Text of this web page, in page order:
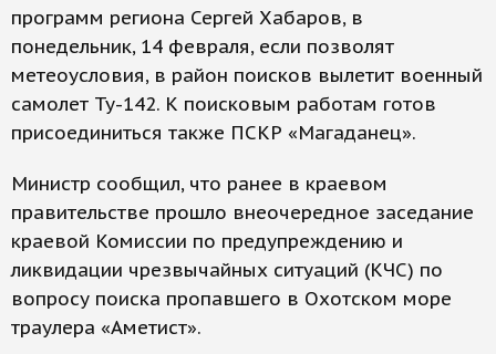
программ региона Сергей Хабаров, в
понедельник, 14 февраля, если позволят
метеоусловия, в район поисков вылетит военный
самолет Ту-142. К поисковым работам готов
присоединиться также ПСКР «Магаданец».
Министр сообщил, что ранее в краевом
правительстве прошло внеочередное заседание
краевой Комиссии по предупреждению и
ликвидации чрезвычайных ситуаций (КЧС) по
вопросу поиска пропавшего в Охотском море
траулера «Аметист».